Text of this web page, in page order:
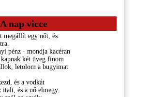
A nap vicce